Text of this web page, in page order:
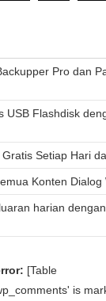
Pro dan
USB Flashdisk
Setiap Hari
Konten Dialog
harian
[Table
is